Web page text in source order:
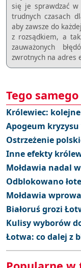
się je sprawdzać w
trudnych czasach
aby zawsze do
z rozsądkiem, a
zauważonych
zwrotnych na adres
Tego
Królewiec:
Apogeum kryzysu
Ostrzeżenie
Inne efekty
Mołdawia nadal
Odblokowano
Mołdawia
Białoruś grozi
Kulisy wyborów
Łotwa: co dalej z